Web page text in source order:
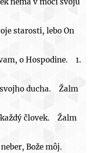
starosti, lebo On
o Hospodine. 1.
ducha. Žalm
človek. Žalm
Bože môj.